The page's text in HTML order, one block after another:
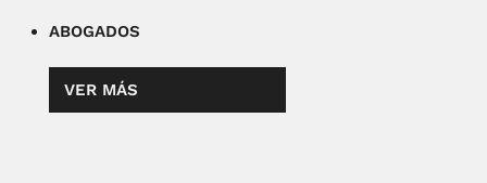
ABOGADOS
VER MÁS